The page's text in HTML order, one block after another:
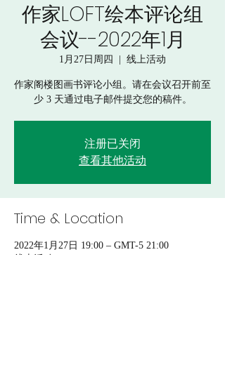
作家LOFT绘本评论组
会议--2022年1月
1月27日周四 线上活动
作家阁楼图画书评论小组。请在会议召开前至
少 3 天通过电子邮件提交您的稿件。
注册已关闭
查看其他活动
Time & Location
2022年1月27日 19:00 – GMT-5 21:00